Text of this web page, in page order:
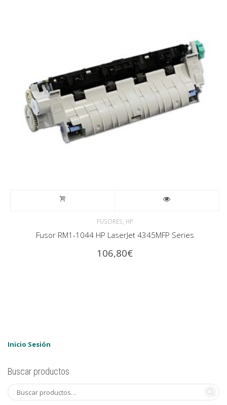
FUSORES, HP
Fusor RM1-1044 HP LaserJet 4345MFP Series
106,80€
Inicio Sesión
Buscar productos